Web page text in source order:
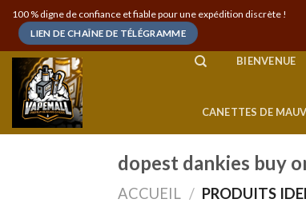
Skip
content
100 % digne de confiance et fiable pour une expédition discrète !
LIEN DE CHAÎNE DE TÉLÉGRAMME
BIENVENUE
CANETTES DE
dopest dankies buy
ACCUEIL / PRODUITS